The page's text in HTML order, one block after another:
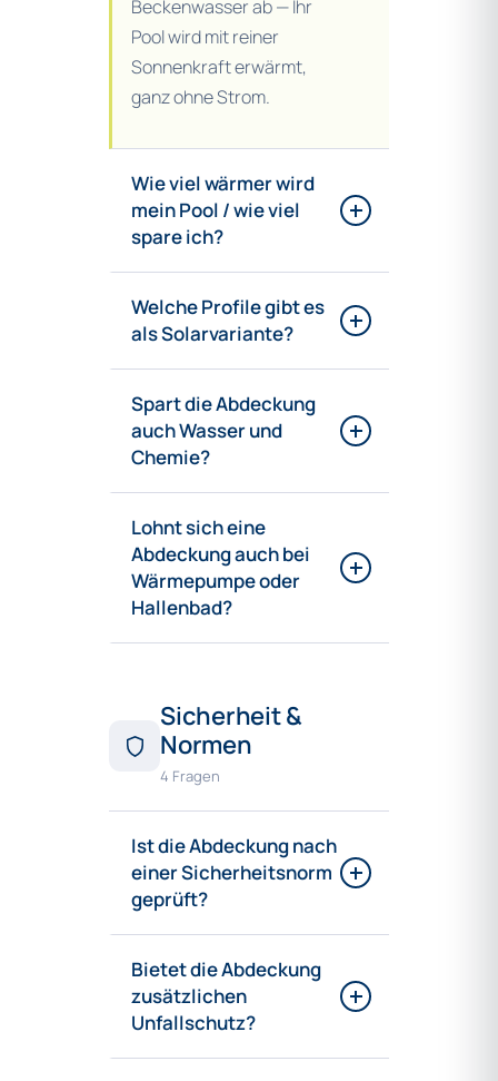
Beckenwasser ab — Ihr
Pool wird mit reiner
Sonnenkraft erwärmt,
ganz ohne Strom.
Wie viel wärmer wird
mein Pool / wie viel
spare ich?
Welche Profile gibt es
als Solarvariante?
Spart die Abdeckung
auch Wasser und
Chemie?
Lohnt sich eine
Abdeckung auch bei
Wärmepumpe oder
Hallenbad?
Sicherheit &
Normen
4 Fragen
Ist die Abdeckung nach
einer Sicherheitsnorm
geprüft?
Bietet die Abdeckung
zusätzlichen
Unfallschutz?